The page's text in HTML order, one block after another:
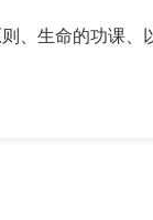
、生命的功课、